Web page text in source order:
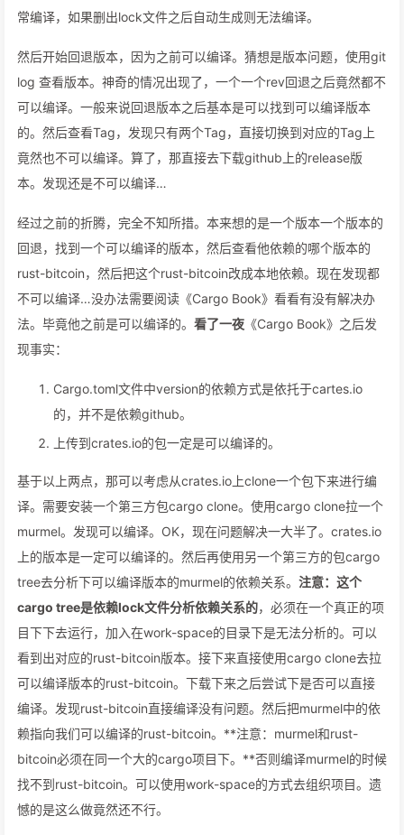
常编译，如果删出lock文件之后自动生成则无法编译。
然后开始回退版本，因为之前可以编译。猜想是版本问题，使用git
log 查看版本。神奇的情况出现了，一个一个rev回退之后竟然都不
可以编译。一般来说回退版本之后基本是可以找到可以编译版本
的。然后查看Tag，发现只有两个Tag，直接切换到对应的Tag上
竟然也不可以编译。算了，那直接去下载github上的release版
本。发现还是不可以编译…
经过之前的折腾，完全不知所措。本来想的是一个版本一个版本的
回退，找到一个可以编译的版本，然后查看他依赖的哪个版本的
rust-bitcoin，然后把这个rust-bitcoin改成本地依赖。现在发现都
不可以编译…没办法需要阅读《Cargo Book》看看有没有解决办
法。毕竟他之前是可以编译的。 看了一夜 《Cargo Book》之后发
现事实：
Cargo.toml文件中version的依赖方式是依托于cartes.io
的，并不是依赖github。
上传到crates.io的包一定是可以编译的。
基于以上两点，那可以考虑从crates.io上clone一个包下来进行编
译。需要安装一个第三方包cargo clone。使用cargo clone拉一个
murmel。发现可以编译。OK，现在问题解决一大半了。crates.io
上的版本是一定可以编译的。然后再使用另一个第三方的包cargo
tree去分析下可以编译版本的murmel的依赖关系。 注意：这个
cargo tree是依赖lock文件分析依赖关系的，必须在一个真正的项
目下下去运行，加入在work-space的目录下是无法分析的。可以
看到出对应的rust-bitcoin版本。接下来直接使用cargo clone去拉
可以编译版本的rust-bitcoin。下载下来之后尝试下是否可以直接
编译。发现rust-bitcoin直接编译没有问题。然后把murmel中的依
赖指向我们可以编译的rust-bitcoin。**注意：murmel和rust-
bitcoin必须在同一个大的cargo项目下。**否则编译murmel的时候
找不到rust-bitcoin。可以使用work-space的方式去组织项目。遗
憾的是这么做竟然还不行。